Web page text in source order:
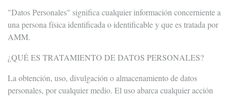
"Datos Personales" significa cualquier información concerniente a
una persona física identificada o identificable y que es tratada por
AMM.
¿QUÉ ES TRATAMIENTO DE DATOS PERSONALES?
La obtención, uso, divulgación o almacenamiento de datos
personales, por cualquier medio. El uso abarca cualquier acción